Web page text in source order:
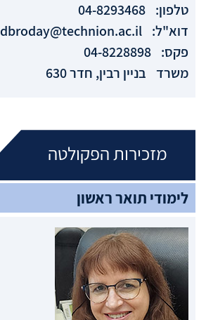
טלפון: 04-8293468
דוא"ל: dbroday@technion.ac.il
פקס:
משרד
בניין רבין, חדר 630
מזכירות הפקולטה
לימודי תואר ראשון